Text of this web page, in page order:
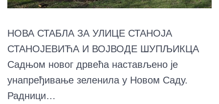
НОВА СТАБЛА ЗА УЛИЦЕ СТАНОЈА
СТАНОЈЕВИЋА И ВОЈВОДЕ ШУПЉИКЦА
Садњом новог дрвећа настављено је
унапређивање зеленила у Новом Саду.
Радници…